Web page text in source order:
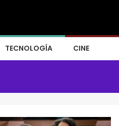
TECNOLOGÍA CINE